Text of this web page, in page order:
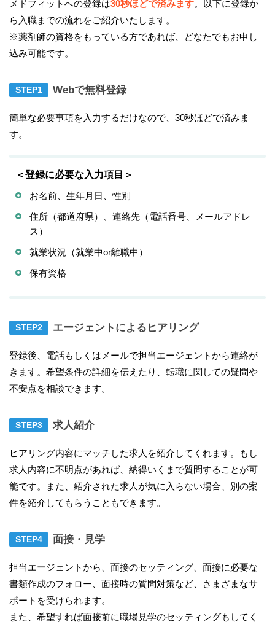
メドフィットへの登録は30秒ほどで済みます。以下に登録か
ら入職までの流れをご紹介いたします。
※薬剤師の資格をもっている方であれば、どなたでもお申し
込み可能です。
Webで無料登録
簡単な必要事項を入力するだけなので、30秒ほどで済みま
す。
＜登録に必要な入力項目＞
お名前、生年月日、性別
住所（都道府県）、連絡先（電話番号、メールアドレ
ス）
就業状況（就業中or離職中）
保有資格
エージェントによるヒアリング
登録後、電話もしくはメールで担当エージェントから連絡が
きます。希望条件の詳細を伝えたり、転職に関しての疑問や
不安点を相談できます。
求人紹介
ヒアリング内容にマッチした求人を紹介してくれます。もし
求人内容に不明点があれば、納得いくまで質問することが可
能です。また、紹介された求人が気に入らない場合、別の案
件を紹介してもらうこともできます。
面接・見学
担当エージェントから、面接のセッティング、面接に必要な
書類作成のフォロー、面接時の質問対策など、さまざまなサ
ポートを受けられます。
また、希望すれば面接前に職場見学のセッティングもしてく